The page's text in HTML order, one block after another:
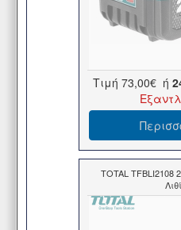
Τιμή 73,00€ ή
TOTAL TFBLI2108